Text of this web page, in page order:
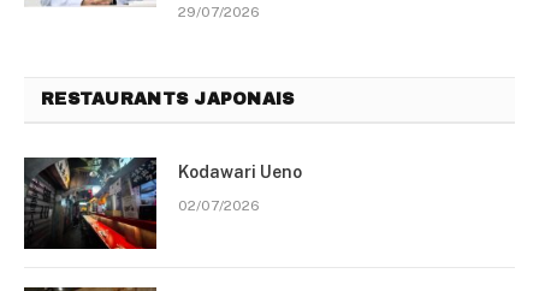
29/07/2026
RESTAURANTS JAPONAIS
Kodawari Ueno
02/07/2026